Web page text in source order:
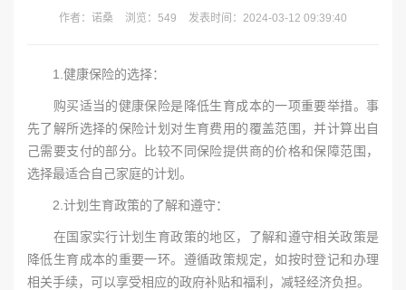
作者：诺桑 浏览：549 发表时间：2024-03-12 09:39:40
1.健康保险的选择：
购买适当的健康保险是降低生育成本的一项重要举措。事
先了解所选择的保险计划对生育费用的覆盖范围，并计算出自
己需要支付的部分。比较不同保险提供商的价格和保障范围，
选择最适合自己家庭的计划。
2.计划生育政策的了解和遵守：
在国家实行计划生育政策的地区，了解和遵守相关政策是
降低生育成本的重要一环。遵循政策规定，如按时登记和办理
相关手续，可以享受相应的政府补贴和福利，减轻经济负担。